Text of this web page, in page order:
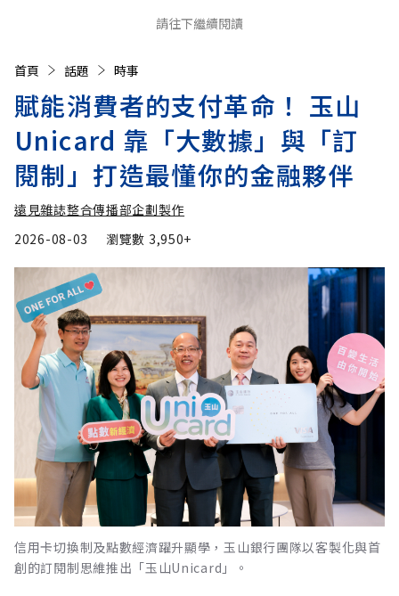
請往下繼續閱讀
首頁 話題 時事
賦能消費者的支付革命！ 玉山
Unicard 靠「大數據」與「訂
閱制」打造最懂你的金融夥伴
遠見雜誌整合傳播部企劃製作
2026-08-03
瀏覽數 3,950+
信用卡切換制及點數經濟躍升顯學，玉山銀行團隊以客製化與首
創的訂閱制思維推出「玉山Unicard」。